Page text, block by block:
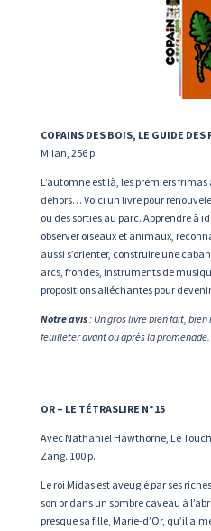
COPAINS DES BOIS, LE GUIDE DES
Milan, 256 p.
L’automne est là, les premiers
dehors… Voici un livre pour
ou des sorties au parc. Apprendre à
observer oiseaux et animaux,
aussi s’orienter, construire une
arcs, frondes, instruments de
propositions alléchantes pour
Notre avis: Un gros livre bien fait,
feuilleter avant ou après la promenade.
OR – LE TÉTRASLIRE N°15
Avec Nathaniel Hawthorne, Le
Zang. 100 p.
Le roi Midas est aveuglé par ses
son or dans un sombre caveau à
presque sa fille, Marie-d’Or, qu’il